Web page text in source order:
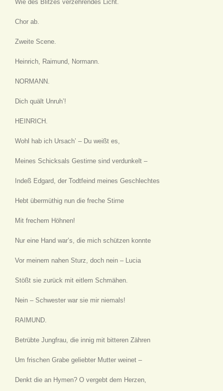
Wie des Blitzes verzehrendes Licht.
Chor ab.
Zweite Scene.
Heinrich, Raimund, Normann.
NORMANN.
Dich quält Unruh’!
HEINRICH.
Wohl hab ich Ursach’ – Du weißt es,
Meines Schicksals Gestirne sind verdunkelt –
Indeß Edgard, der Todtfeind meines Geschlechtes
Hebt übermüthig nun die freche Stirne
Mit frechem Höhnen!
Nur eine Hand war’s, die mich schützen konnte
Vor meinem nahen Sturz, doch nein – Lucia
Stößt sie zurück mit eitlem Schmähen.
Nein – Schwester war sie mir niemals!
RAIMUND.
Betrübte Jungfrau, die innig mit bitteren Zähren
Um frischen Grabe geliebter Mutter weinet –
Denkt die an Hymen? O vergebt dem Herzen,